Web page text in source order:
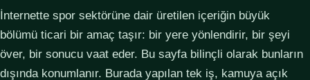
İnternette spor sektörüne dair üretilen içeriğin büyük
bölümü ticari bir amaç taşır: bir yere yönlendirir, bir şeyi
över, bir sonucu vaat eder. Bu sayfa bilinçli olarak bunların
dışında konumlanır. Burada yapılan tek iş, kamuya açık